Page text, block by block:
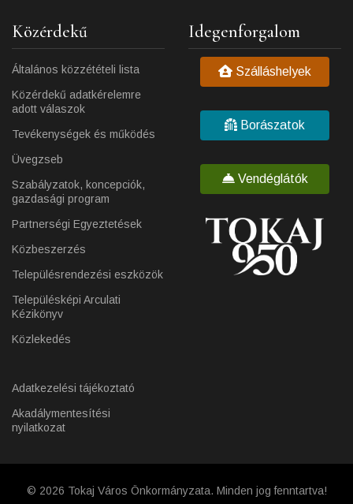
Közérdekű
Általános közzétételi lista
Közérdekű adatkérelemre
adott válaszok
Tevékenységek és működés
Üvegzseb
Szabályzatok, koncepciók,
gazdasági program
Partnerségi Egyeztetések
Közbeszerzés
Településrendezési eszközök
Településképi Arculati
Kézikönyv
Közlekedés
Adatkezelési tájékoztató
Akadálymentesítési
nyilatkozat
Idegenforgalom
Szálláshelyek
Borászatok
Vendéglátók
© 2026 Tokaj Város Önkormányzata. Minden jog fenntartva!